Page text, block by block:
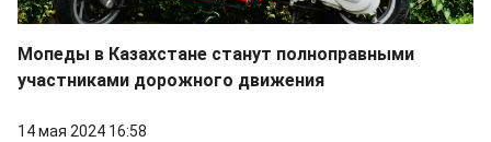
Мопеды в Казахстане станут полноправными
участниками дорожного движения
14 мая 2024 16:58